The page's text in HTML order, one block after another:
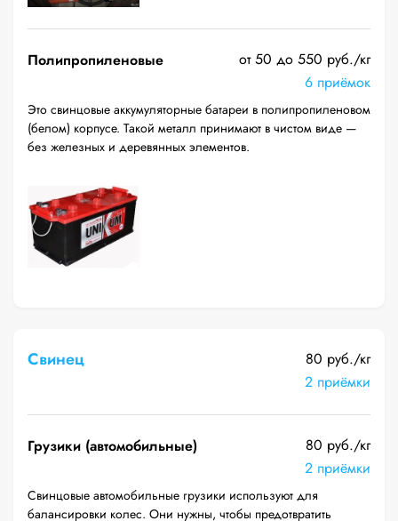
Полипропиленовые
от 50 до 550 руб./кг
6 приёмок
Это свинцовые аккумуляторные батареи в полипропиленовом
(белом) корпусе. Такой металл принимают в чистом виде —
без железных и деревянных элементов.
Свинец
80 руб./кг
2 приёмки
Грузики (автомобильные)
80 руб./кг
2 приёмки
Свинцовые автомобильные грузики используют для
балансировки колес. Они нужны, чтобы предотвратить